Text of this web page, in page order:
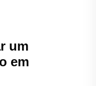
um
em